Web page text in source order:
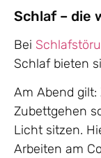
Schlaf – die
Bei
Schlaf bieten
Am Abend
Zubettgehen
Licht sitzen.
Arbeiten am